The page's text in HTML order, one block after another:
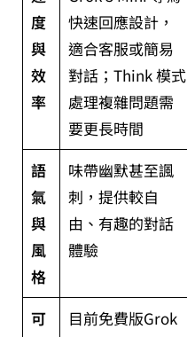
度
與
效
率
快速回應設計，
適合客服或簡易
對話；Think 模式
處理複雜問題需
要更長時間
語
氣
與
風
格
味帶幽默甚至諷
刺，提供較自
由、有趣的對話
體驗
可
目前免費版Grok